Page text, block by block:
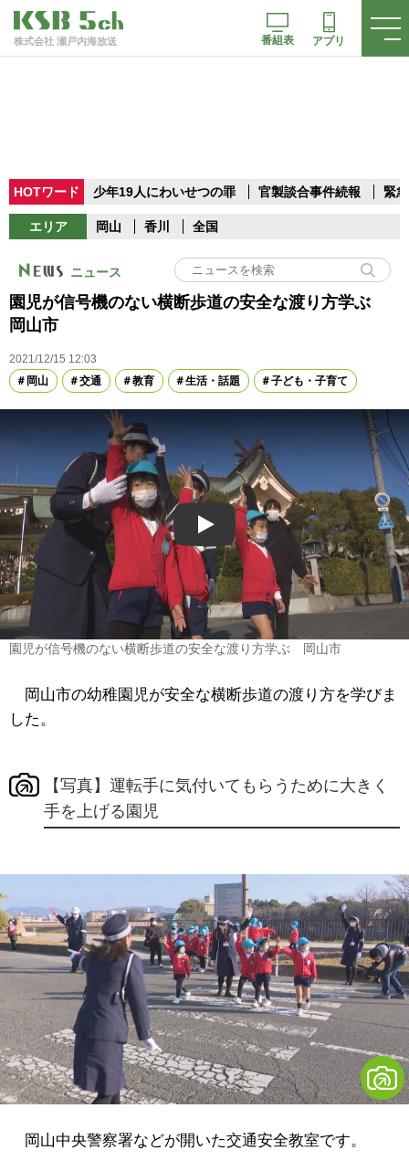
株式会社 瀬戸内海放送 番組表 アプリ
HOTワード 少年19人にわいせつの罪 官製談合事件続報 緊
エリア 岡山 香川 全国
ニュース
園児が信号機のない横断歩道の安全な渡り方学ぶ
岡山市
2021/12/15 12:03
岡山
交通 教育 生活・話題 子ども・子育て
Play
園児が信号機のない横断歩道の安全な渡り方学ぶ 岡山市
岡山市の幼稚園児が安全な横断歩道の渡り方を学びま
した。
【写真】運転手に気付いてもらうために大きく
手を上げる園児
岡山中央警察署などが開いた交通安全教室です。